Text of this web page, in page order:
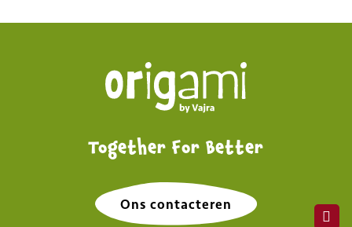
Together For Better
Ons contacteren